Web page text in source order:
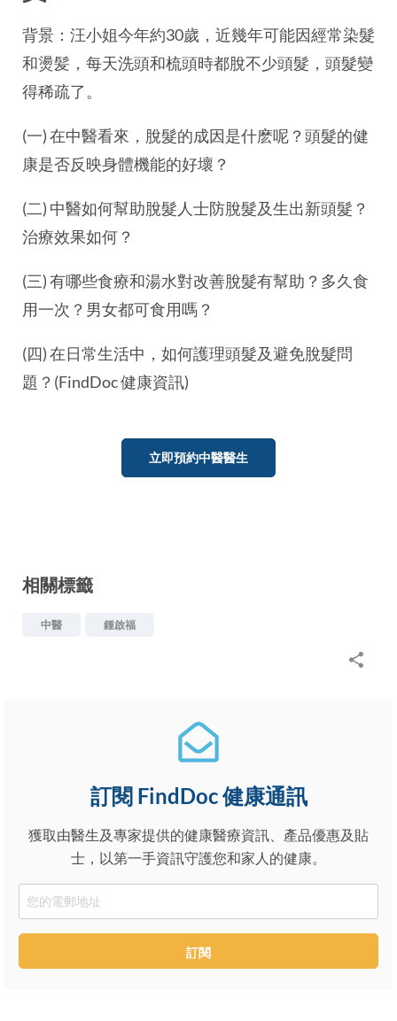
背景：汪小姐今年約30歲，近幾年可能因經常染髮
和燙髪，每天洗頭和梳頭時都脫不少頭髮，頭髮變
得稀疏了。
(一) 在中醫看來，脫髮的成因是什麽呢？頭髮的健
康是否反映身體機能的好壞？
(二) 中醫如何幫助脫髮人士防脫髮及生出新頭髮？
治療效果如何？
(三) 有哪些食療和湯水對改善脫髮有幫助？多久食
用一次？男女都可食用嗎？
(四) 在日常生活中，如何護理頭髮及避免脫髮問
題？(FindDoc 健康資訊)
立即預約中醫醫生
相關標籤
中醫 鍾啟福
訂閱 FindDoc 健康通訊
獲取由醫生及專家提供的健康醫療資訊、產品優惠及貼
士，以第一手資訊守護您和家人的健康。
Email
訂閱